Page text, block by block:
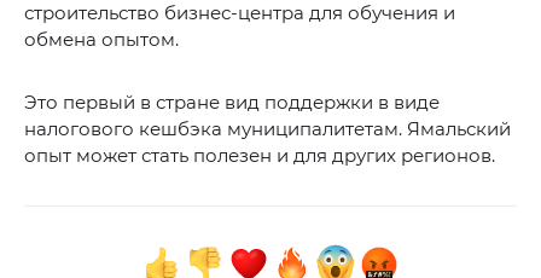
строительство бизнес-центра для обучения и
обмена опытом.
Это первый в стране вид поддержки в виде
налогового кешбэка муниципалитетам. Ямальский
опыт может стать полезен и для других регионов.